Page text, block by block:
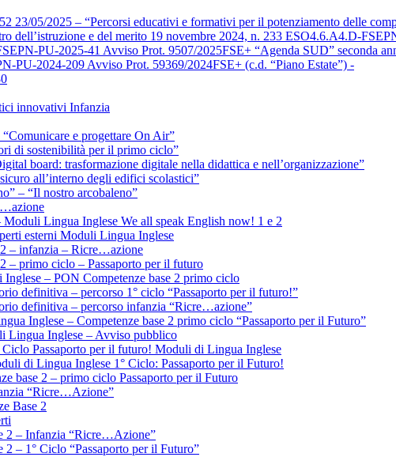
23/05/2025 – “Percorsi educativi e formativi per il potenziamento delle
dell’istruzione e del merito 19 novembre 2024, n. 233 ESO4.6.A4.D-
PU-2025-41 Avviso Prot. 9507/2025FSE+ “Agenda SUD” seconda
PU-2024-209 Avviso Prot. 59369/2024FSE+ (c.d. “Piano Estate”) -
innovativi Infanzia
e progettare On Air”
di sostenibilità per il primo ciclo”
board: trasformazione digitale nella didattica e nell’organizzazione”
all’interno degli edifici scolastici”
– “Il nostro arcobaleno”
Lingua Inglese We all speak English now! 1 e 2
esterni Moduli Lingua Inglese
– infanzia – Ricre…azione
– primo ciclo – Passaporto per il futuro
– PON Competenze base 2 primo ciclo
definitiva – percorso 1° ciclo “Passaporto per il futuro!”
definitiva – percorso infanzia “Ricre…azione”
Inglese – Competenze base 2 primo ciclo “Passaporto per il Futuro”
Lingua Inglese – Avviso pubblico
Ciclo Passaporto per il futuro! Moduli di Lingua Inglese
di Lingua Inglese 1° Ciclo: Passaporto per il Futuro!
base 2 – primo ciclo Passaporto per il Futuro
“Ricre…Azione”
Base 2
2 – Infanzia “Ricre…Azione”
– 1° Ciclo “Passaporto per il Futuro”